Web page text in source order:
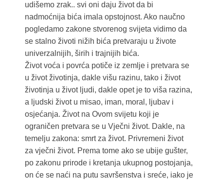
udišemo zrak.. svi oni daju život da bi
nadmoćnija bića imala opstojnost. Ako naučno
pogledamo zakone stvorenog svijeta vidimo da
se stalno životi nižih bića pretvaraju u živote
univerzalnijih, širih i trajnijih bića.
Život voća i povrća potiče iz zemlje i pretvara se
u život životinja, dakle višu razinu, tako i život
životinja u život ljudi, dakle opet je to viša razina,
a ljudski život u misao, iman, moral, ljubav i
osjećanja. Život na Ovom svijetu koji je
ograničen pretvara se u Vječni život. Dakle, na
temelju zakona: smrt za život. Privremeni život
za vječni život. Prema tome ako se ubije gušter,
po zakonu prirode i kretanja ukupnog postojanja,
on će se naći na putu savršenstva i sreće, iako je